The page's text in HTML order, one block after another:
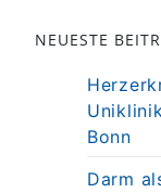
NEUESTE
Bonn
Darm